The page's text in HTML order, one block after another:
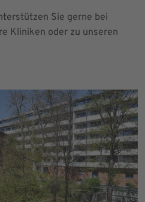
Sie gerne bei
Kliniken oder zu unseren